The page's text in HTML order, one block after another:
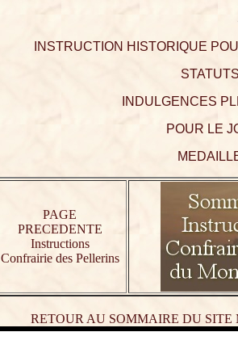
INSTRUCTION HISTORIQUE
INDULGENCES
POUR LE
PAGE
PRECEDENTE
Instructions
Confrairie des Pellerins
RETOUR AU SOMMAIRE DU